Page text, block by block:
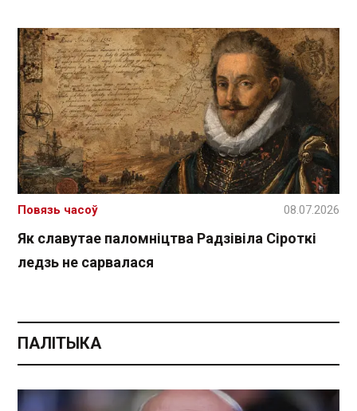
Як славутае паломніцтва Радзівіла Сіроткі
ледзь не сарвалася
Повязь часоў 08.07.2026
ПАЛІТЫКА